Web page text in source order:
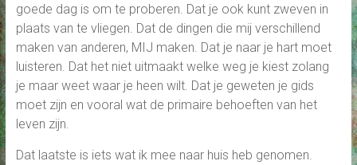
goede dag is om te proberen. Dat je ook kunt zweven in
plaats van te vliegen. Dat de dingen die mij verschillend
maken van anderen, MIJ maken. Dat je naar je hart moet
luisteren. Dat het niet uitmaakt welke weg je kiest zolang
je maar weet waar je heen wilt. Dat je geweten je gids
moet zijn en vooral wat de primaire behoeften van het
leven zijn.
Dat laatste is iets wat ik mee naar huis heb genomen.